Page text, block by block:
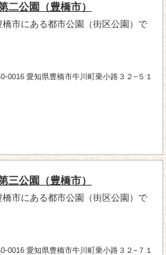
二公園（豊橋市）
橋市にある都市公園（街区公園）で
0016 愛知県豊橋市牛川町乗小路３２−５１
三公園（豊橋市）
橋市にある都市公園（街区公園）で
0016 愛知県豊橋市牛川町乗小路３２−７１